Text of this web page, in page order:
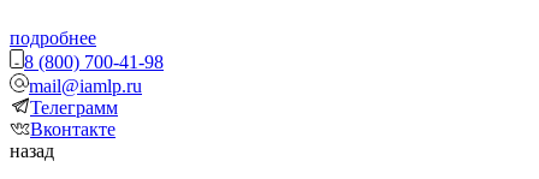
подробнее
8 (800) 700-41-98
mail@iamlp.ru
Телеграмм
Вконтакте
назад